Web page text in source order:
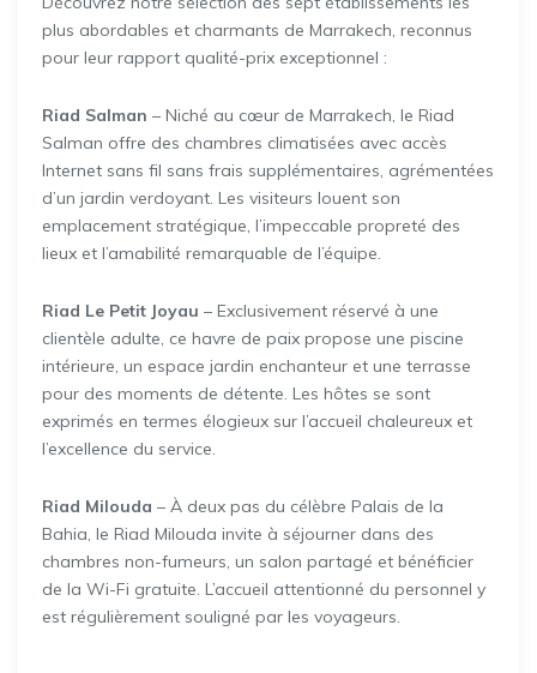
plus abordables et charmants de Marrakech, reconnus
pour leur rapport qualité-prix exceptionnel :
Riad Salman – Niché au cœur de Marrakech, le Riad
Salman offre des chambres climatisées avec accès
Internet sans fil sans frais supplémentaires, agrémentées
d’un jardin verdoyant. Les visiteurs louent son
emplacement stratégique, l’impeccable propreté des
lieux et l’amabilité remarquable de l’équipe.
Riad Le Petit Joyau – Exclusivement réservé à une
clientèle adulte, ce havre de paix propose une piscine
intérieure, un espace jardin enchanteur et une terrasse
pour des moments de détente. Les hôtes se sont
exprimés en termes élogieux sur l’accueil chaleureux et
l’excellence du service.
Riad Milouda – À deux pas du célèbre Palais de la
Bahia, le Riad Milouda invite à séjourner dans des
chambres non-fumeurs, un salon partagé et bénéficier
de la Wi-Fi gratuite. L’accueil attentionné du personnel y
est régulièrement souligné par les voyageurs.